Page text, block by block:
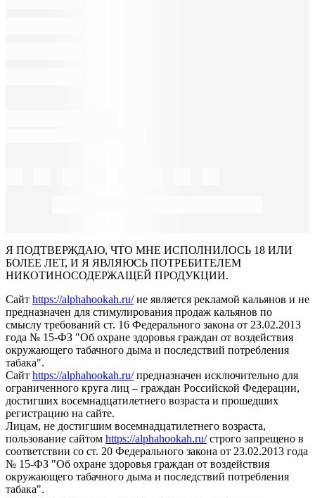
Я ПОДТВЕРЖДАЮ, ЧТО МНЕ ИСПОЛНИЛОСЬ 18 ИЛИ
БОЛЕЕ ЛЕТ, И Я ЯВЛЯЮСЬ ПОТРЕБИТЕЛЕМ
НИКОТИНОСОДЕРЖАЩЕЙ ПРОДУКЦИИ.
Сайт https://alphahookah.ru/не является рекламой кальянов и не
предназначен для стимулирования продаж кальянов по
смыслу требований ст. 16 Федерального закона от 23.02.2013
года № 15-ФЗ "Об охране здоровья граждан от воздействия
окружающего табачного дыма и последствий потребления
табака".
Сайт https://alphahookah.ru/предназначен исключительно для
ограниченного круга лиц – граждан Российской Федерации,
достигших восемнадцатилетнего возраста и прошедших
регистрацию на сайте.
Лицам, не достигшим восемнадцатилетнего возраста,
пользование сайтом https://alphahookah.ru/строго запрещено в
соответствии со ст. 20 Федерального закона от 23.02.2013 года
№ 15-ФЗ "Об охране здоровья граждан от воздействия
окружающего табачного дыма и последствий потребления
табака".